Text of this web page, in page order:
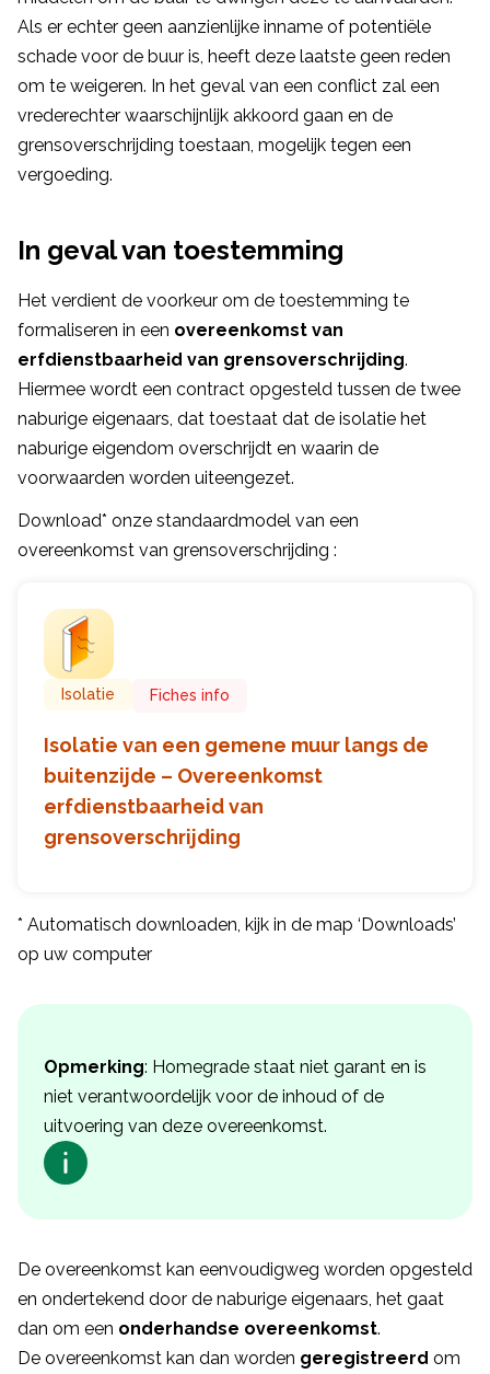
Als er echter geen aanzienlijke inname of potentiële
schade voor de buur is, heeft deze laatste geen reden
om te weigeren. In het geval van een conflict zal een
vrederechter waarschijnlijk akkoord gaan en de
grensoverschrijding toestaan, mogelijk tegen een
vergoeding.
In geval van toestemming
Het verdient de voorkeur om de toestemming te
formaliseren in een overeenkomst van
erfdienstbaarheid van grensoverschrijding.
Hiermee wordt een contract opgesteld tussen de twee
naburige eigenaars, dat toestaat dat de isolatie het
naburige eigendom overschrijdt en waarin de
voorwaarden worden uiteengezet.
Download* onze standaardmodel van een
overeenkomst van grensoverschrijding :
Isolatie Fiches info
Isolatie van een gemene muur langs de
buitenzijde – Overeenkomst
erfdienstbaarheid van
grensoverschrijding
* Automatisch downloaden, kijk in de map ‘Downloads’
op uw computer
Opmerking: Homegrade staat niet garant en is
niet verantwoordelijk voor de inhoud of de
uitvoering van deze overeenkomst.
De overeenkomst kan eenvoudigweg worden opgesteld
en ondertekend door de naburige eigenaars, het gaat
dan om een onderhandse overeenkomst.
De overeenkomst kan dan worden geregistreerd om